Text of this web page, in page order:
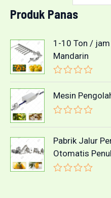
Produk Panas
1-10 Ton /
Mandarin
D
i
n
i
a
0
d
r
Mesin
n
l
a
i
Pabrik Jalur
Otomatis